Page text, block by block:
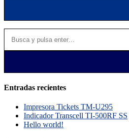
Entradas recientes
Impresora Tickets TM-U295
Indicador Transcell TI-500RF SS
Hello world!